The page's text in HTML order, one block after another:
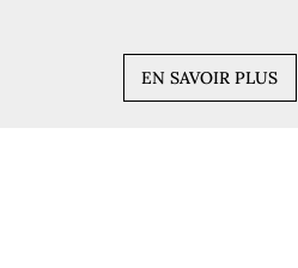
EN SAVOIR PLUS